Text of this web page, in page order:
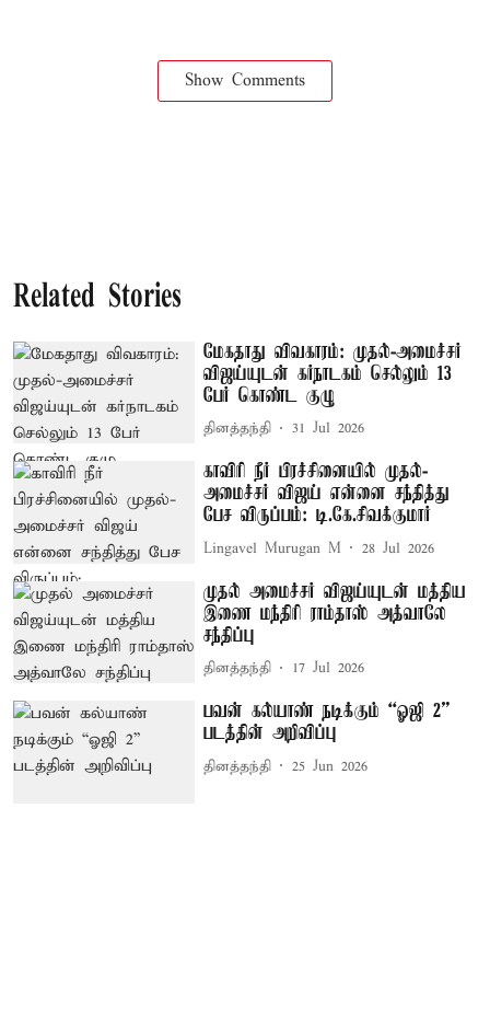
Show Comments
Related Stories
மேகதாது விவகாரம்: முதல்-அமைச்சர்
விஜய்யுடன் கர்நாடகம் செல்லும் 13
பேர் கொண்ட குழு
தினத்தந்தி 31 Jul 2026
காவிரி நீர் பிரச்சினையில் முதல்-
அமைச்சர் விஜய் என்னை சந்தித்து
பேச விருப்பம்: டி.கே.சிவக்குமார்
Lingavel Murugan M 28 Jul 2026
முதல் அமைச்சர் விஜய்யுடன் மத்திய
இணை மந்திரி ராம்தாஸ் அத்வாலே
சந்திப்பு
தினத்தந்தி 17 Jul 2026
பவன் கல்யாண் நடிக்கும் “ஓஜி 2”
படத்தின் அறிவிப்பு
தினத்தந்தி 25 Jun 2026